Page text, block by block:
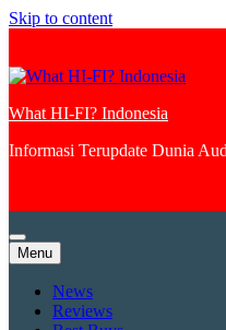
Skip to content
What HI-FI? Indonesia
Informasi Terupdate Dunia
Menu
News
Reviews